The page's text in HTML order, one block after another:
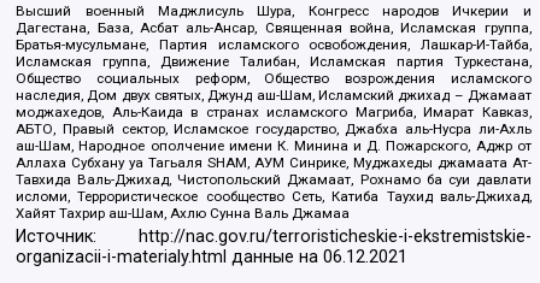
Высший военный Маджлисуль Шура, Конгресс народов Ичкерии и
Дагестана, База, Асбат аль-Ансар, Священная война, Исламская группа,
Братья-мусульмане, Партия исламского освобождения, Лашкар-И-Тайба,
Исламская группа, Движение Талибан, Исламская партия Туркестана,
Общество социальных реформ, Общество возрождения исламского
наследия, Дом двух святых, Джунд аш-Шам, Исламский джихад – Джамаат
моджахедов, Аль-Каида в странах исламского Магриба, Имарат Кавказ,
АБТО, Правый сектор, Исламское государство, Джабха аль-Нусра ли-Ахль
аш-Шам, Народное ополчение имени К. Минина и Д. Пожарского, Аджр от
Аллаха Субхану уа Тагьаля SHAM, АУМ Синрике, Муджахеды джамаата Ат-
Тавхида Валь-Джихад, Чистопольский Джамаат, Рохнамо ба суи давлати
исломи, Террористическое сообщество Сеть, Катиба Таухид валь-Джихад,
Хайят Тахрир аш-Шам, Ахлю Сунна Валь Джамаа
Источник:
http://nac.gov.ru/terroristicheskie-i-ekstremistskie-
organizacii-i-materialy.html данные на06.12.2021